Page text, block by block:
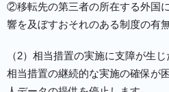
②移転先の第三者の所在する外国
響を及ぼすおそれのある制度の有
（2）相当措置の実施に支障が生
相当措置の継続的な実施の確保が